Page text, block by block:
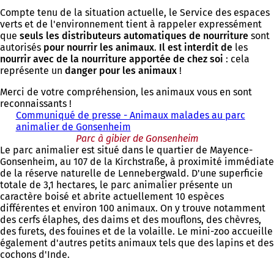
Compte tenu de la situation actuelle, le Service des espaces
verts et de l'environnement tient à rappeler expressément
que seuls les distributeurs automatiques de nourriture sont
autorisés pour nourrir les animaux. Il est interdit de les
nourrir avec de la nourriture apportée de chez soi : cela
représente un danger pour les animaux !
Merci de votre compréhension, les animaux vous en sont
reconnaissants !
Communiqué de presse - Animaux malades au parc
animalier de Gonsenheim
Parc à gibier de Gonsenheim
Le parc animalier est situé dans le quartier de Mayence-
Gonsenheim, au 107 de la Kirchstraße, à proximité immédiate
de la réserve naturelle de Lennebergwald. D'une superficie
totale de 3,1 hectares, le parc animalier présente un
caractère boisé et abrite actuellement 10 espèces
différentes et environ 100 animaux. On y trouve notamment
des cerfs élaphes, des daims et des mouflons, des chèvres,
des furets, des fouines et de la volaille. Le mini-zoo accueille
également d'autres petits animaux tels que des lapins et des
cochons d'Inde.